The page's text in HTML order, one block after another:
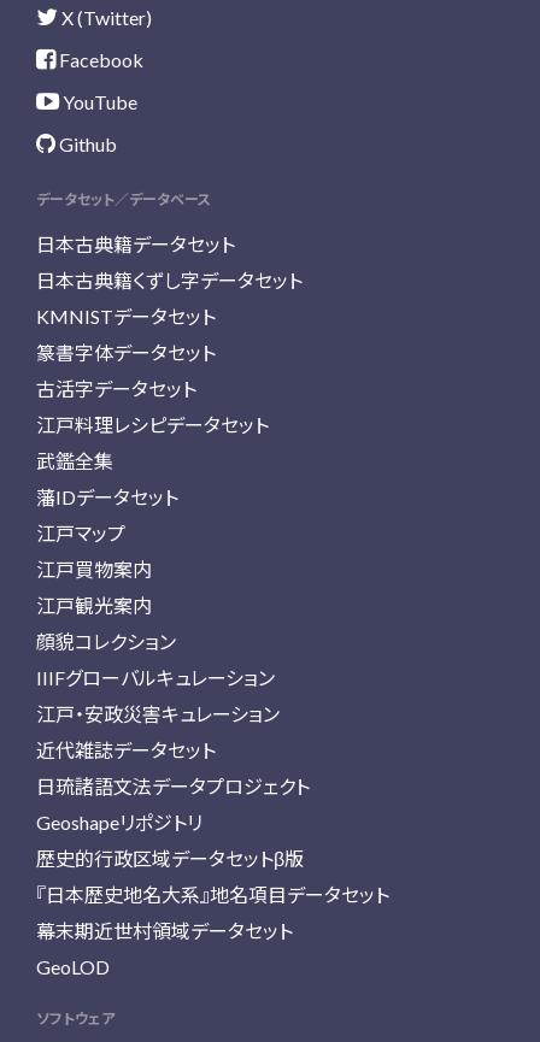
X (Twitter)
Facebook
YouTube
Github
データセット／データベース
日本古典籍データセット
日本古典籍くずし字データセット
KMNISTデータセット
篆書字体データセット
古活字データセット
江戸料理レシピデータセット
武鑑全集
藩IDデータセット
江戸マップ
江戸買物案内
江戸観光案内
顔貌コレクション
IIIFグローバルキュレーション
江戸・安政災害キュレーション
近代雑誌データセット
日琉諸語文法データプロジェクト
Geoshapeリポジトリ
歴史的行政区域データセットβ版
『日本歴史地名大系』地名項目データセット
幕末期近世村領域データセット
GeoLOD
ソフトウェア